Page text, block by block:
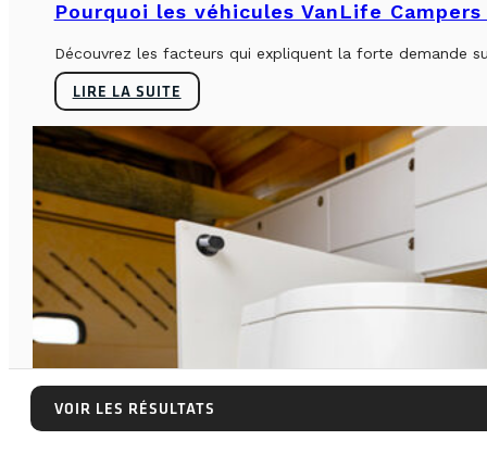
Pourquoi les véhicules VanLife
Découvrez les facteurs qui expliquent la forte demande
LIRE LA SUITE
VOIR LES RÉSULTATS
VOIR LES RÉSULTATS